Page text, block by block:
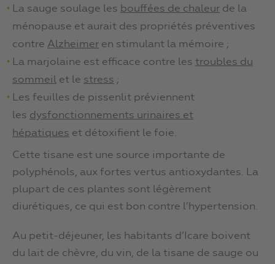
La sauge soulage les bouffées de chaleur de la
ménopause et aurait des propriétés préventives
contre Alzheimer en stimulant la mémoire ;
La marjolaine est efficace contre les troubles du
sommeil et le stress ;
Les feuilles de pissenlit préviennent
les dysfonctionnements urinaires et
hépatiques et détoxifient le foie.
Cette tisane est une source importante de
polyphénols, aux fortes vertus antioxydantes. La
plupart de ces plantes sont légèrement
diurétiques, ce qui est bon contre l’hypertension.
Au petit-déjeuner, les habitants d’Icare boivent
du lait de chèvre, du vin, de la tisane de sauge ou